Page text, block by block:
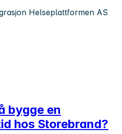
Helseplattformen AS
bygge en
hos Storebrand?